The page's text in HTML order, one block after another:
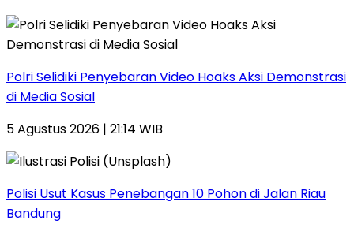
Polri Selidiki Penyebaran Video Hoaks Aksi Demonstrasi
di Media Sosial
5 Agustus 2026 | 21:14 WIB
Polisi Usut Kasus Penebangan 10 Pohon di Jalan Riau
Bandung